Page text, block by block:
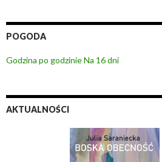
POGODA
Godzina po godzinieNa 16 dni
AKTUALNOŚCI